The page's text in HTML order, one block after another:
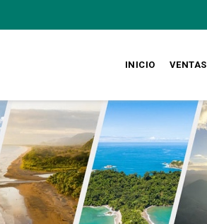
INICIO VENTAS